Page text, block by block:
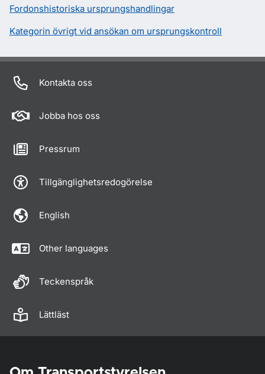
Fordonshistoriska ursprungshandlingar
Kategorin övrigt vid ansökan om ursprungskontroll
Kontakta oss
Jobba hos oss
Pressrum
Tillgänglighetsredogörelse
English
Other languages
Teckenspråk
Lättläst